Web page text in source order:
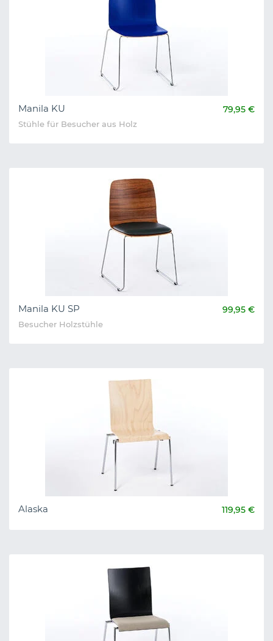
Manila KU 79,95 €
Stühle für Besucher aus Holz
Manila KU SP 99,95 €
Besucher Holzstühle
Alaska 119,95 €